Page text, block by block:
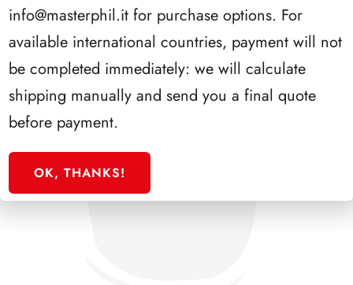
info@masterphil.it for purchase options. For
available international countries, payment will not
be completed immediately: we will calculate
shipping manually and send you a final quote
before payment.
OK, THANKS!